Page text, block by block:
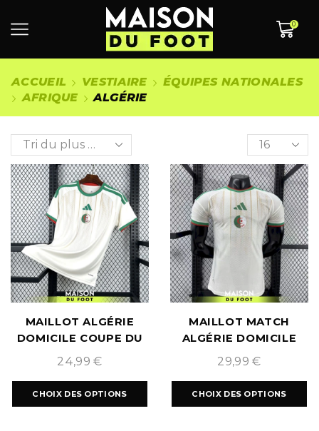
0
ACCUEIL VESTIAIRE
ÉQUIPES NATIONALES
AFRIQUE
ALGÉRIE
MAILLOT ALGÉRIE
DOMICILE COUPE DU
MONDE 2026
24,99€
CHOIX DES OPTIONS
MAILLOT MATCH
ALGÉRIE DOMICILE
COUPE DU MONDE
2026
29,99€
CHOIX DES OPTIONS